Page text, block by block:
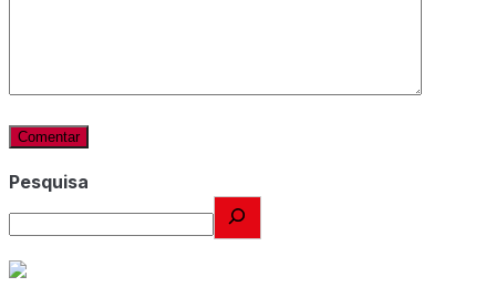
Pesquisa